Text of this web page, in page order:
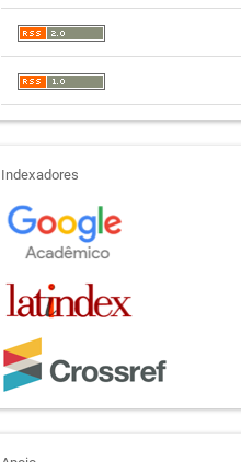
indexadores
Indexadores